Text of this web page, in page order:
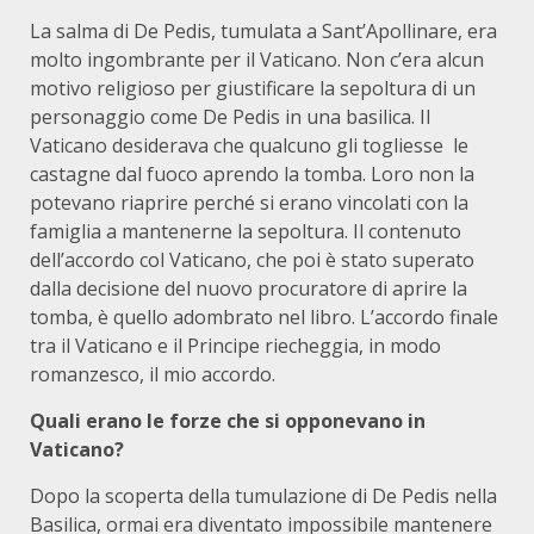
La salma di De Pedis, tumulata a Sant’Apollinare, era
molto ingombrante per il Vaticano. Non c’era alcun
motivo religioso per giustificare la sepoltura di un
personaggio come De Pedis in una basilica. Il
Vaticano desiderava che qualcuno gli togliesse le
castagne dal fuoco aprendo la tomba. Loro non la
potevano riaprire perché si erano vincolati con la
famiglia a mantenerne la sepoltura. Il contenuto
dell’accordo col Vaticano, che poi è stato superato
dalla decisione del nuovo procuratore di aprire la
tomba, è quello adombrato nel libro. L’accordo finale
tra il Vaticano e il Principe riecheggia, in modo
romanzesco, il mio accordo.
Quali erano le forze che si opponevano in
Vaticano?
Dopo la scoperta della tumulazione di De Pedis nella
Basilica, ormai era diventato impossibile mantenere